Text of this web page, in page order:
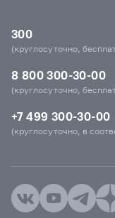
300
(круглосуточно,
8 800 300-30-00
(круглосуточно,
+7 499 300-30-00
(круглосуточно, в